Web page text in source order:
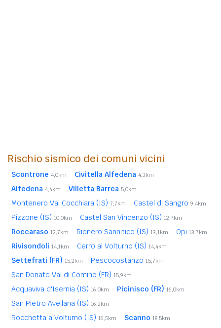
Rischio sismico dei comuni vicini
Scontrone 4,0km Civitella Alfedena 4,3km
Alfedena 4,4km Villetta Barrea 5,0km
Montenero Val Cocchiara (IS) 7,7km Castel di Sangro 9,4km
Pizzone (IS) 10,0km Castel San Vincenzo (IS) 12,7km
Roccaraso 12,7km Rionero Sannitico (IS) 13,1km Opi 13,7km
Rivisondoli 14,1km Cerro al Volturno (IS) 14,4km
Settefrati (FR) 15,2km Pescocostanzo 15,7km
San Donato Val di Comino (FR) 15,9km
Acquaviva d'Isernia (IS) 16,0km Picinisco (FR) 16,0km
San Pietro Avellana (IS) 16,2km
Rocchetta a Volturno (IS) 16,5km Scanno 18,5km